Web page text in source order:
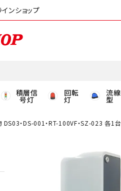
ンショップ
積層信
号灯
回転
灯
流線
型
DS03・DS-001・RT-100VF・SZ-023 各1台